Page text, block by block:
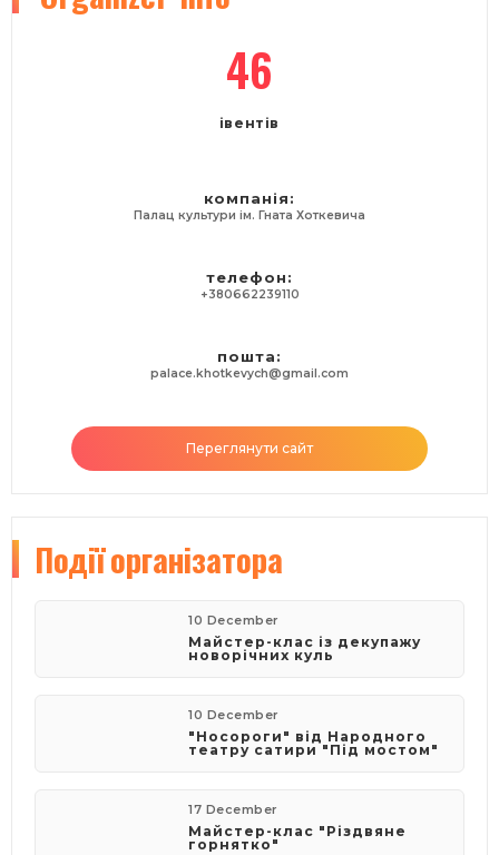
46
івентів
компанія:
Палац культури ім. Гната Хоткевича
телефон:
+380662239110
пошта:
palace.khotkevych@gmail.com
Переглянути сайт
Подіїорганізатора
10 December
Майстер-клас із декупажу
новорічних куль
10 December
"Носороги" від Народного
театру сатири "Під мостом"
17 December
Майстер-клас "Різдвяне
горнятко"